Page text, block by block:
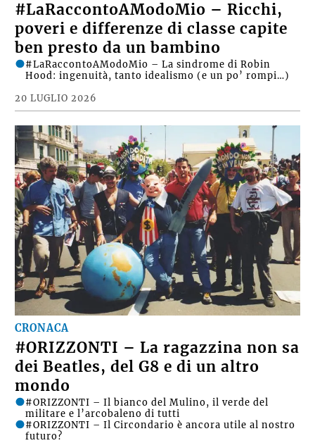
#LaRaccontoAModoMio – Ricchi,
poveri e differenze di classe capite
ben presto da un bambino
20 LUGLIO 2026
#LaRaccontoAModoMio – La sindrome di Robin
Hood: ingenuità, tanto idealismo (e un po’ rompi…)
CRONACA
#ORIZZONTI – La ragazzina non sa
dei Beatles, del G8 e di un altro
mondo
#ORIZZONTI – Il bianco del Mulino, il verde del
militare e l’arcobaleno di tutti
#ORIZZONTI – Il Circondario è ancora utile al nostro
futuro?